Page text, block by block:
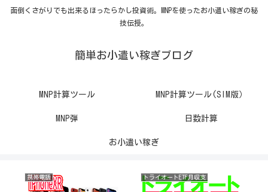
面倒くさがりでも出来るほったらかし投資術。MNPを使ったお小遣い稼ぎの秘
技伝授。
簡単お小遣い稼ぎブログ
MNP計算ツール MNP計算ツール(SIM版）
MNP弾 日数計算
お小遣い稼ぎ
携帯電話 トライオートETF月収支